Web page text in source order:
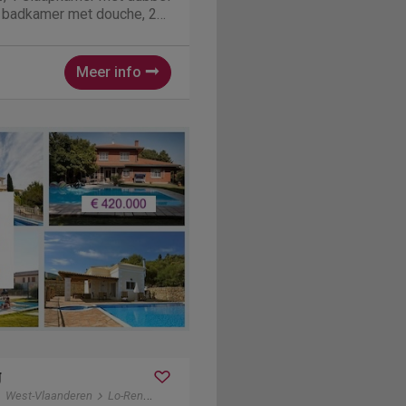
met douche, 2
Meer info
West-Vlaanderen Lo-Reninge